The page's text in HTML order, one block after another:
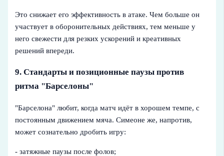
Это снижает его эффективность в атаке. Чем больше он
участвует в оборонительных действиях, тем меньше у
него свежести для резких ускорений и креативных
решений впереди.
9. Стандарты и позиционные паузы против
ритма "Барселоны"
"Барселона" любит, когда матч идёт в хорошем темпе, с
постоянным движением мяча. Симеоне же, напротив,
может сознательно дробить игру:
- затяжные паузы после фолов;